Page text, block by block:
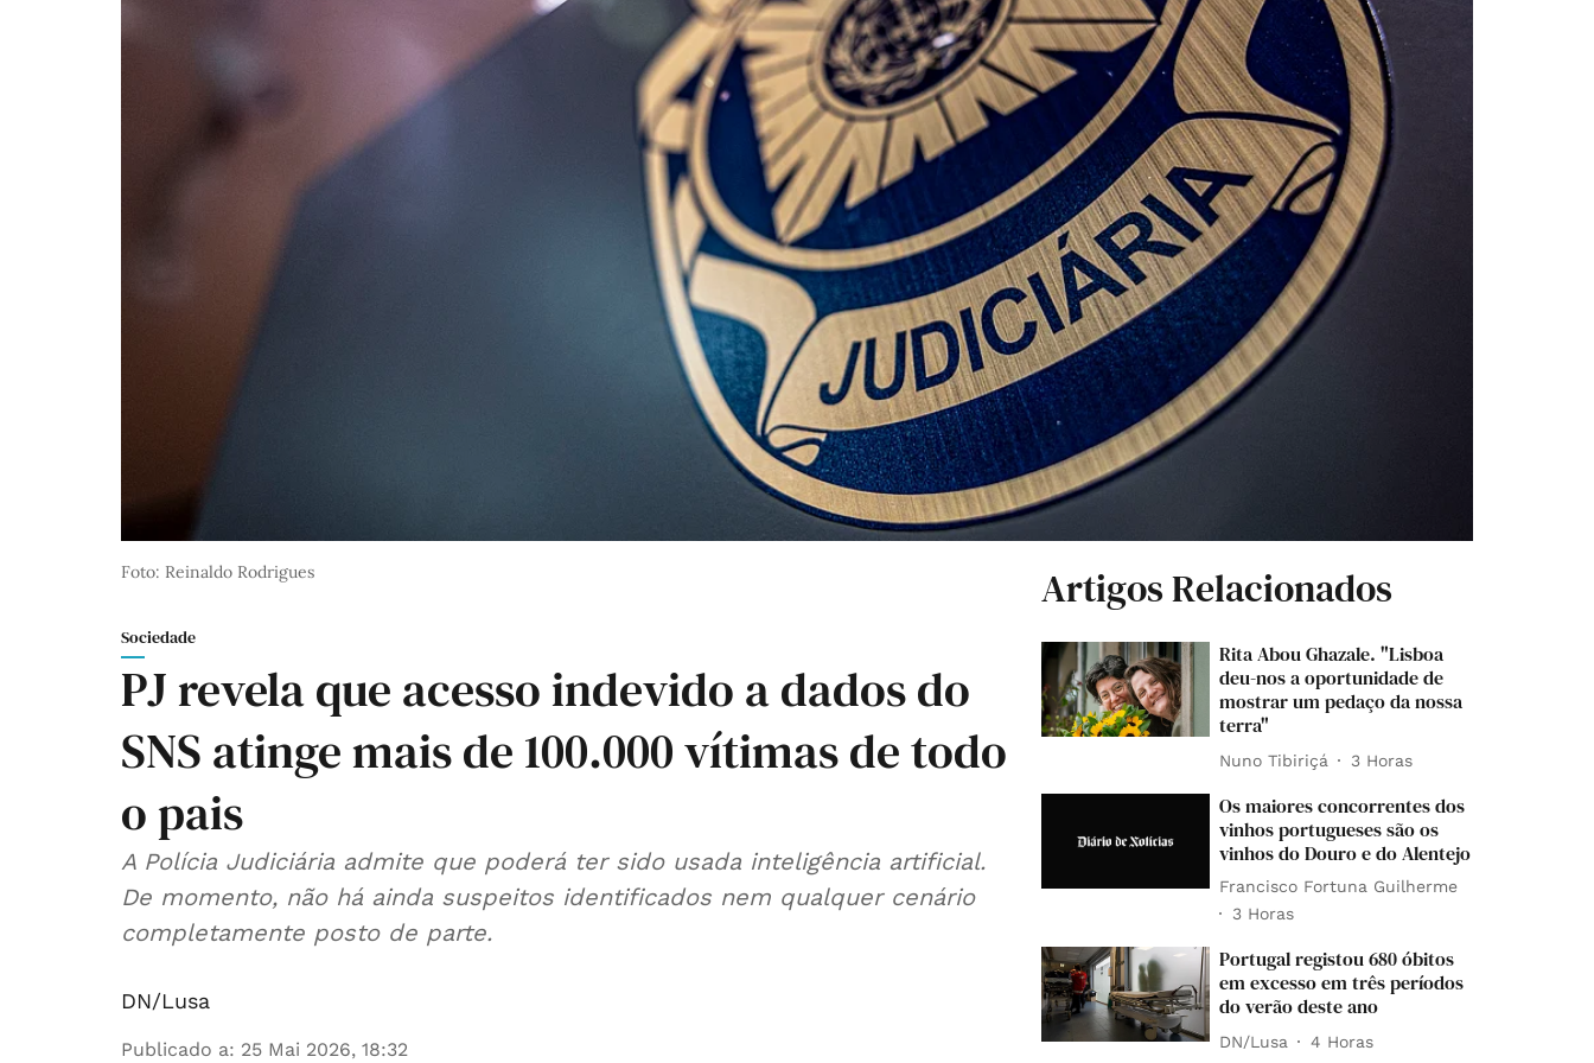
Foto: Reinaldo Rodrigues
Sociedade
PJ revela que acesso indevido a dados do
SNS atinge mais de 100.000 vítimas de todo
o pais
A Polícia Judiciária admite que poderá ter sido usada inteligência artificial.
De momento, não há ainda suspeitos identificados nem qualquer cenário
completamente posto de parte.
DN/Lusa
Publicado a: 25 Mai 2026, 18:32
Artigos Relacionados
Rita Abou Ghazale. "Lisboa
deu-nos a oportunidade de
mostrar um pedaço da nossa
terra"
Nuno Tibiriçá 3 Horas
Os maiores concorrentes dos
vinhos portugueses são os
vinhos do Douro e do Alentejo
Francisco Fortuna Guilherme
3 Horas
Portugal registou 680 óbitos
em excesso em três períodos
do verão deste ano
DN/Lusa 4 Horas